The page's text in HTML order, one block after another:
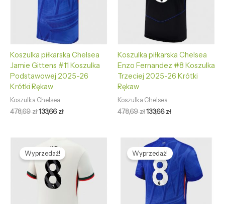
Koszulka piłkarska Chelsea
Jamie Gittens #11 Koszulka
Podstawowej 2025-26
Krótki Rękaw
Koszulka Chelsea
478,69zł133,66zł
Koszulka piłkarska Chelsea
Enzo Fernandez #8 Koszulka
Trzeciej 2025-26 Krótki
Rękaw
Koszulka Chelsea
478,69zł133,66zł
Wyprzedaż!
cena
wynosiła:
478,69 zł.
cena
wynosi:
133,66 zł.
Wyprzedaż!
Pierwotna
cena
wynosiła:
478,69 zł.
Aktualna
cena
wynosi:
133,66 zł.